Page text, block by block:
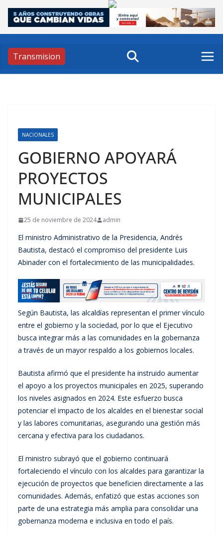
Skip
content
Transmision
NACIONALES
GOBIERNO APOYARÁ
PROYECTOS
MUNICIPALES
25 de noviembre de 2024 admin
El ministro Administrativo de la Presidencia, Andrés
Bautista, destacó el compromiso del presidente Luis
Abinader con el fortalecimiento de las municipalidades.
Según Bautista, las alcaldías representan el primer vínculo
entre el gobierno y la sociedad, por lo que el Ejecutivo
busca integrar más a las comunidades en la gobernanza
a través de un mayor respaldo a los gobiernos locales.
Bautista afirmó que el presidente ha instruido aumentar
el apoyo a los proyectos municipales en 2025, superando
los niveles asignados en 2024. Este esfuerzo busca
potenciar el impacto de los alcaldes en el bienestar social
y las labores comunitarias, asegurando una gestión más
cercana y efectiva para los ciudadanos.
El ministro subrayó que el gobierno continuará
fortaleciendo el vínculo con los alcaldes para garantizar la
ejecución de proyectos que beneficien directamente a las
comunidades. Además, enfatizó que estas acciones son
parte de una estrategia más amplia para consolidar una
gobernanza moderna e inclusiva en todo el país.